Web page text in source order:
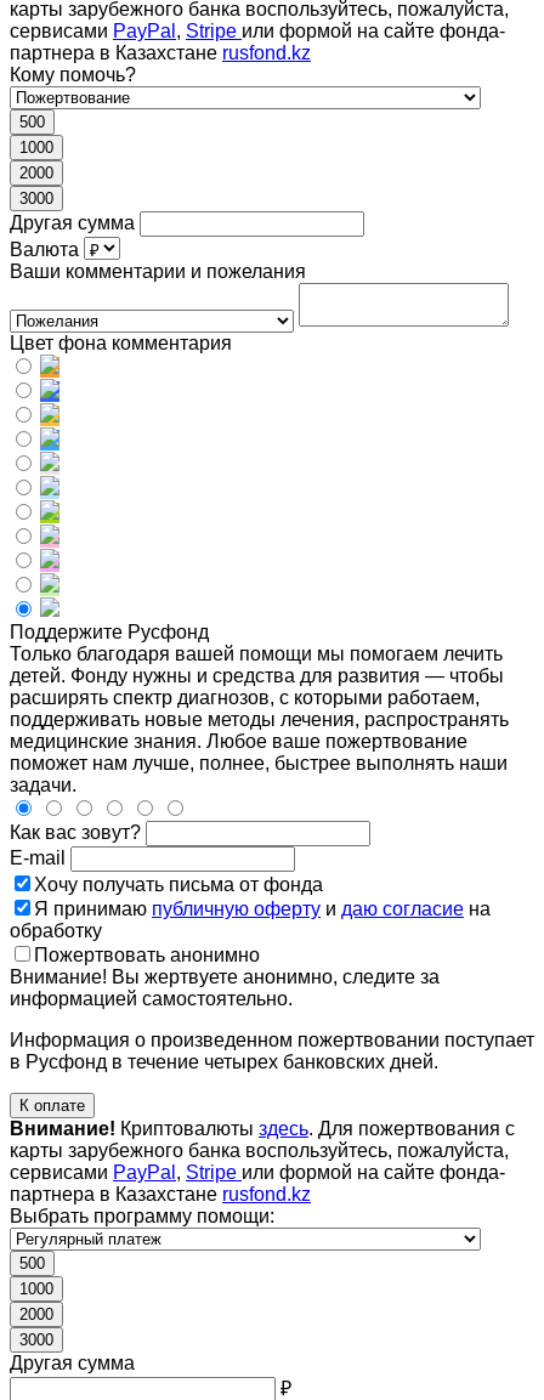
карты зарубежного банка воспользуйтесь, пожалуйста,
сервисами PayPal , Stripe или формой на сайте фонда-
партнера в Казахстане rusfond.kz
Кому помочь?
500
1000
2000
3000
Другая сумма
Валюта
Ваши комментарии и пожелания
Цвет фона комментария
Поддержите Русфонд
Только благодаря вашей помощи мы помогаем лечить
детей. Фонду нужны и средства для развития — чтобы
расширять спектр диагнозов, с которыми работаем,
поддерживать новые методы лечения, распространять
медицинские знания. Любое ваше пожертвование
поможет нам лучше, полнее, быстрее выполнять наши
задачи.
Как вас зовут?
E-mail
Хочу получать письма от фонда
Я принимаю публичную оферту и даю согласие на
обработку
Пожертвовать анонимно
Внимание! Вы жертвуете анонимно, следите за
информацией самостоятельно.
Информация о произведенном пожертвовании поступает
в Русфонд в течение четырех банковских дней.
К оплате
Внимание! Криптовалюты здесь. Для пожертвования с
карты зарубежного банка воспользуйтесь, пожалуйста,
сервисами PayPal , Stripe или формой на сайте фонда-
партнера в Казахстане rusfond.kz
Выбрать программу помощи:
500
1000
2000
3000
Другая сумма
₽